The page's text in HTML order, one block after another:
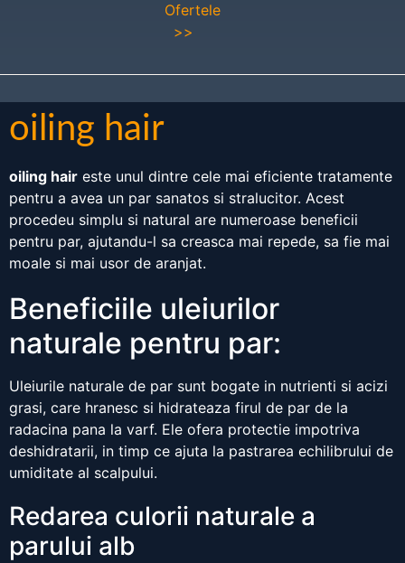
Ofertele
>>
oiling hair
oiling hair este unul dintre cele mai eficiente tratamente
pentru a avea un par sanatos si stralucitor. Acest
procedeu simplu si natural are numeroase beneficii
pentru par, ajutandu-l sa creasca mai repede, sa fie mai
moale si mai usor de aranjat.
Beneficiile uleiurilor
naturale pentru par:
Uleiurile naturale de par sunt bogate in nutrienti si acizi
grasi, care hranesc si hidrateaza firul de par de la
radacina pana la varf. Ele ofera protectie impotriva
deshidratarii, in timp ce ajuta la pastrarea echilibrului de
umiditate al scalpului.
Redarea culorii naturale a
parului alb